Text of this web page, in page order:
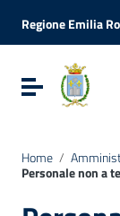
Vai al menu di
Vai al footer
Regione Emilia
Attiva /
Home /
Personale non a